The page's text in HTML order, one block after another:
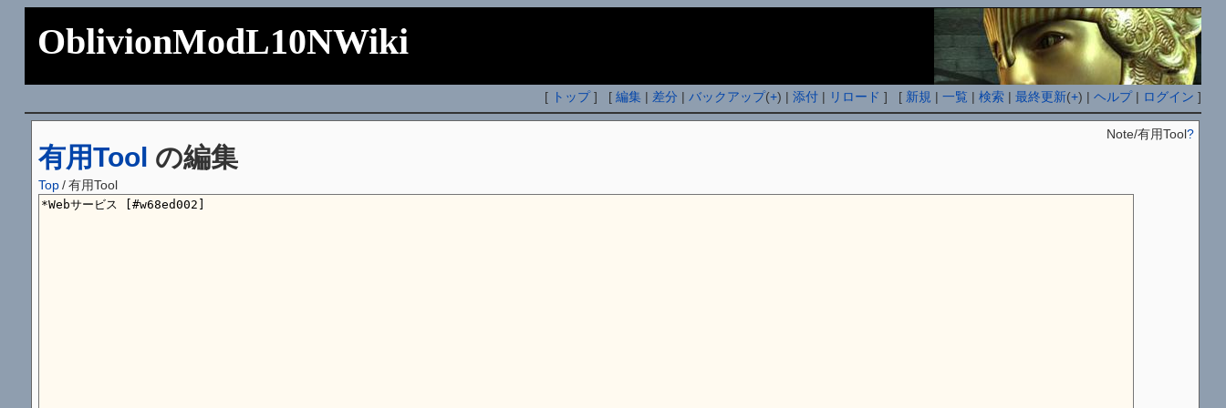
OblivionModL10NWiki
[ トップ] [編集 | 差分 |バックアップ(+) |添付 | リロード ] [ 新規 |一覧 |検索 |最終更新(+) |ヘルプ| ログイン ]
有用Tool の編集
Note/有用Tool?
Top/有用Tool